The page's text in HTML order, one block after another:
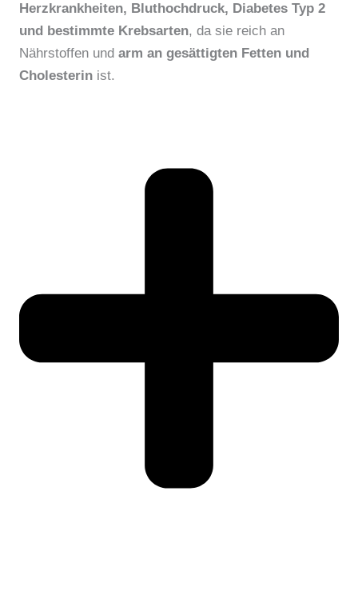
Herzkrankheiten, Bluthochdruck, Diabetes Typ 2
und bestimmte Krebsarten, da sie reich an
Nährstoffen und arm an gesättigten Fetten und
Cholesterin ist.